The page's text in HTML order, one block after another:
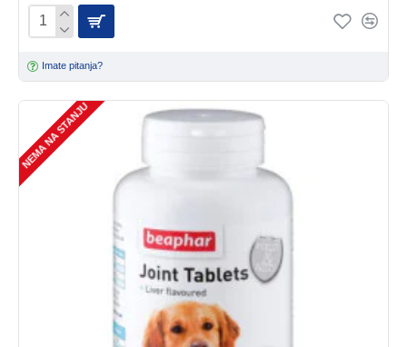
Imate pitanja?
NEMA NA STANJU